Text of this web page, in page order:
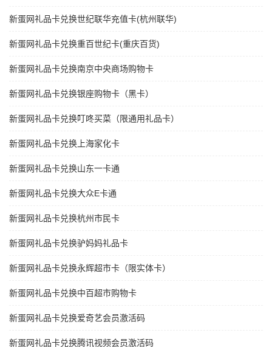
新蛋网礼品卡兑换世纪联华充值卡(杭州联华)
新蛋网礼品卡兑换重百世纪卡(重庆百货)
新蛋网礼品卡兑换南京中央商场购物卡
新蛋网礼品卡兑换银座购物卡（黑卡）
新蛋网礼品卡兑换叮咚买菜（限通用礼品卡）
新蛋网礼品卡兑换上海家化卡
新蛋网礼品卡兑换山东一卡通
新蛋网礼品卡兑换大众E卡通
新蛋网礼品卡兑换杭州市民卡
新蛋网礼品卡兑换驴妈妈礼品卡
新蛋网礼品卡兑换永辉超市卡（限实体卡）
新蛋网礼品卡兑换中百超市购物卡
新蛋网礼品卡兑换爱奇艺会员激活码
新蛋网礼品卡兑换腾讯视频会员激活码